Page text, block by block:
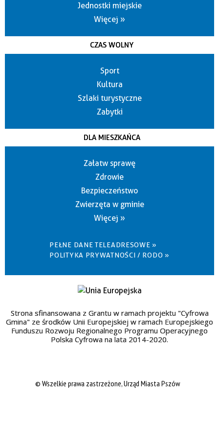
Jednostki miejskie
Więcej »
CZAS WOLNY
Sport
Kultura
Szlaki turystyczne
Zabytki
DLA MIESZKAŃCA
Załatw sprawę
Zdrowie
Bezpieczeństwo
Zwierzęta w gminie
Więcej »
PEŁNE DANE TELEADRESOWE »
POLITYKA PRYWATNOŚCI / RODO »
Strona sfinansowana z Grantu w ramach projektu "Cyfrowa
Gmina" ze środków Unii Europejskiej w ramach Europejskiego
Funduszu Rozwoju Regionalnego Programu Operacyjnego
Polska Cyfrowa na lata 2014-2020.
© Wszelkie prawa zastrzeżone, Urząd Miasta Pszów